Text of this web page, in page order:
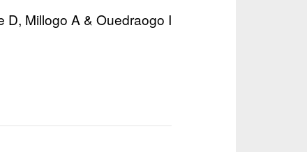
D, Millogo A & Ouedraogo I